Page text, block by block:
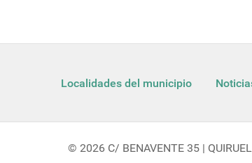
Localidades del municipio
© 2026 C/ BENAVENTE 35 |